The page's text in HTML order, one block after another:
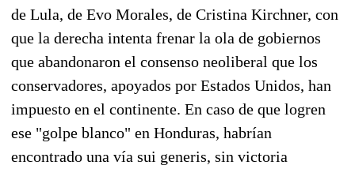
de Lula, de Evo Morales, de Cristina Kirchner, con
que la derecha intenta frenar la ola de gobiernos
que abandonaron el consenso neoliberal que los
conservadores, apoyados por Estados Unidos, han
impuesto en el continente. En caso de que logren
ese "golpe blanco" en Honduras, habrían
encontrado una vía sui generis, sin victoria